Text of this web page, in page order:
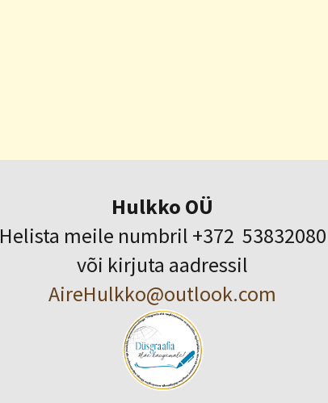
Hulkko OÜ
Helista meile numbril +372 53832080
või kirjuta aadressil
AireHulkko@outlook.com